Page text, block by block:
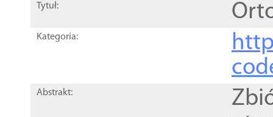
Tytuł:
Kategoria:
Abstrakt: